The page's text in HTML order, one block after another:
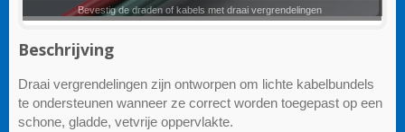
Draaisloten
Beschrijving
Draai vergrendelingen zijn ontworpen om lichte kabelbundels
te ondersteunen wanneer ze correct worden toegepast op een
schone, gladde, vetvrije oppervlakte.